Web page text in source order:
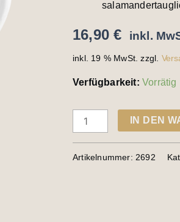
16,90€ inkl.
inkl. 19 % MwSt. zzgl.
Verfügbarkeit: Vorrätig
IN DEN
Artikelnummer: 2692